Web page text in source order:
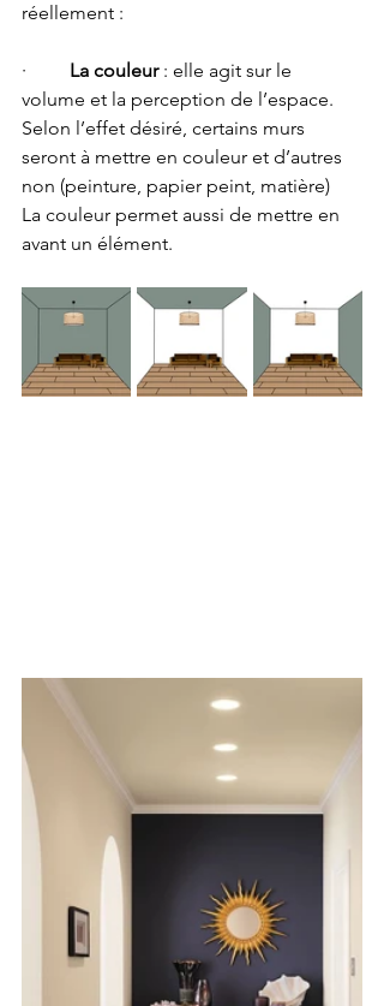
réellement :
· La couleur : elle agit sur le
volume et la perception de l’espace.
Selon l’effet désiré, certains murs
seront à mettre en couleur et d’autres
non (peinture, papier peint, matière)
La couleur permet aussi de mettre en
avant un élément.